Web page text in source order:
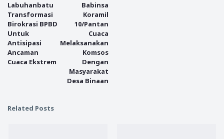
Labuhanbatu
Transformasi
Birokrasi BPBD
Untuk
Antisipasi
Ancaman
Cuaca Ekstrem
Babinsa
Koramil
10/Pantan
Cuaca
Melaksanakan
Komsos
Dengan
Masyarakat
Desa Binaan
Related Posts